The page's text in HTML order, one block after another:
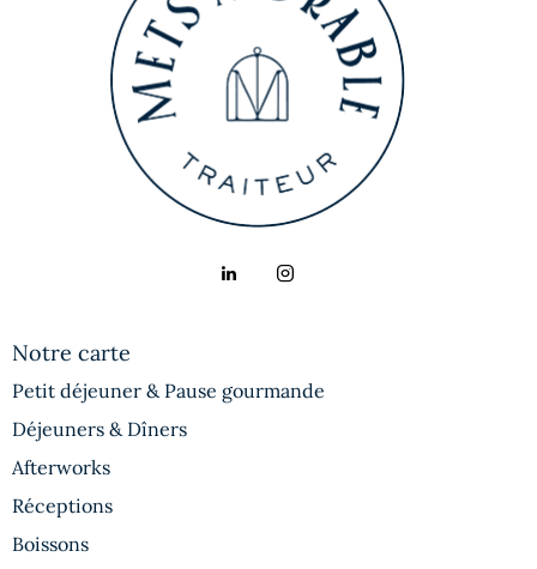
Notre carte
Petit déjeuner & Pause gourmande
Déjeuners & Dîners
Afterworks
Réceptions
Boissons